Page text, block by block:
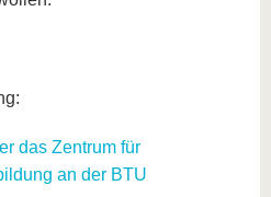
das Zentrum für
an der BTU